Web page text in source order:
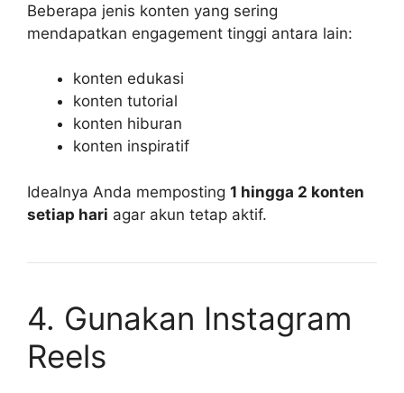
Beberapa jenis konten yang sering
mendapatkan engagement tinggi antara lain:
konten edukasi
konten tutorial
konten hiburan
konten inspiratif
Idealnya Anda memposting 1 hingga 2 konten
setiap hari agar akun tetap aktif.
4. Gunakan Instagram
Reels